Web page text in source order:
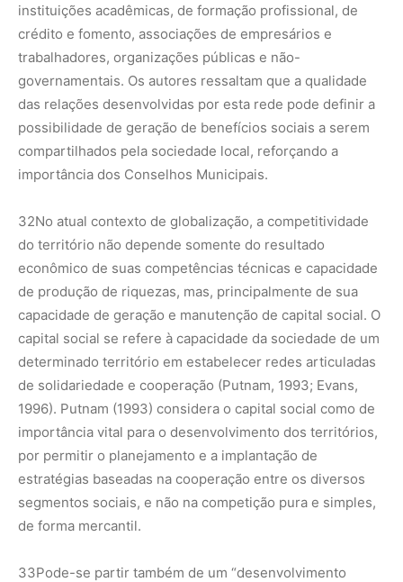
instituições acadêmicas, de formação profissional, de
crédito e fomento, associações de empresários e
trabalhadores, organizações públicas e não-
governamentais. Os autores ressaltam que a qualidade
das relações desenvolvidas por esta rede pode definir a
possibilidade de geração de benefícios sociais a serem
compartilhados pela sociedade local, reforçando a
importância dos Conselhos Municipais.
32No atual contexto de globalização, a competitividade
do território não depende somente do resultado
econômico de suas competências técnicas e capacidade
de produção de riquezas, mas, principalmente de sua
capacidade de geração e manutenção de capital social. O
capital social se refere à capacidade da sociedade de um
determinado território em estabelecer redes articuladas
de solidariedade e cooperação (Putnam, 1993; Evans,
1996). Putnam (1993) considera o capital social como de
importância vital para o desenvolvimento dos territórios,
por permitir o planejamento e a implantação de
estratégias baseadas na cooperação entre os diversos
segmentos sociais, e não na competição pura e simples,
de forma mercantil.
33Pode-se partir também de um “desenvolvimento